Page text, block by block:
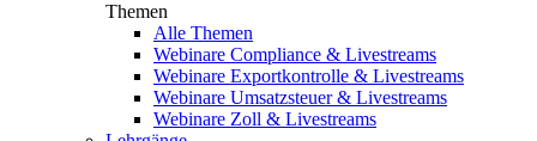
Themen
Alle Themen
Webinare Compliance & Livestreams
Webinare Exportkontrolle & Livestreams
Webinare Umsatzsteuer & Livestreams
Webinare Zoll & Livestreams